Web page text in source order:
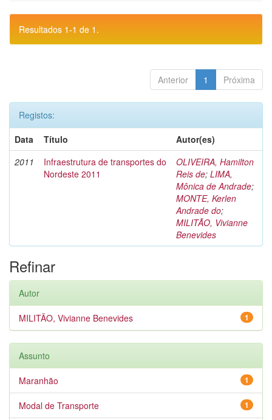
Resultados 1-1 de 1.
Anterior 1 Próxima
Registos:
Data
Título
Autor(es)
2011
Infraestrutura de transportes do
Nordeste 2011
OLIVEIRA, Hamilton
Reis de; LIMA,
Mônica de Andrade;
MONTE, Kerlen
Andrade do;
MILITÃO, Vivianne
Benevides
Refinar
Autor
1
MILITÃO, Vivianne Benevides
Assunto
1
Maranhão
1
Modal de Transporte